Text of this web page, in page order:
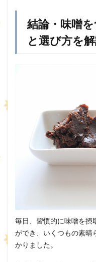
結論・味噌
と選び方を
毎日、習慣的に味噌を摂
ができ、いくつもの素晴
かりました。